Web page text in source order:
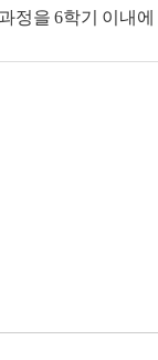
정을 6학기 이내에